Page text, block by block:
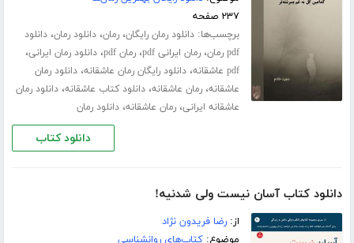
۲۳۷ صفحه
برچسب‌ها:دانلود رمان رایگان،رمان،دانلود رمان،دانلود
pdf رمان
،رمان ایرانی pdf ،رمان pdf ،دانلود رمان ایرانی،
pdf عاشقانه ،دانلود رایگان رمان عاشقانه،دانلود رمان
عاشقانه،رمان عاشقانه،دانلود کتاب عاشقانه،دانلود رمان
عاشقانه ایرانی،رمان عاشقانه،دانلود رمان
دانلود کتاب
دانلود کتاب آسان نیست ولی شدنیه!
از:رضا فریدون نژاد
موضوع:کتاب‌های روانشناسی